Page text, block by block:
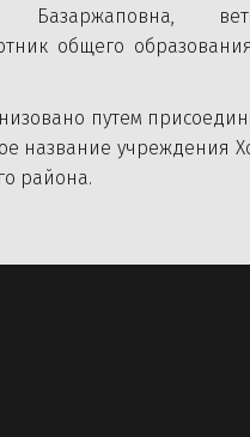
общего
путем
название учреждения
района.